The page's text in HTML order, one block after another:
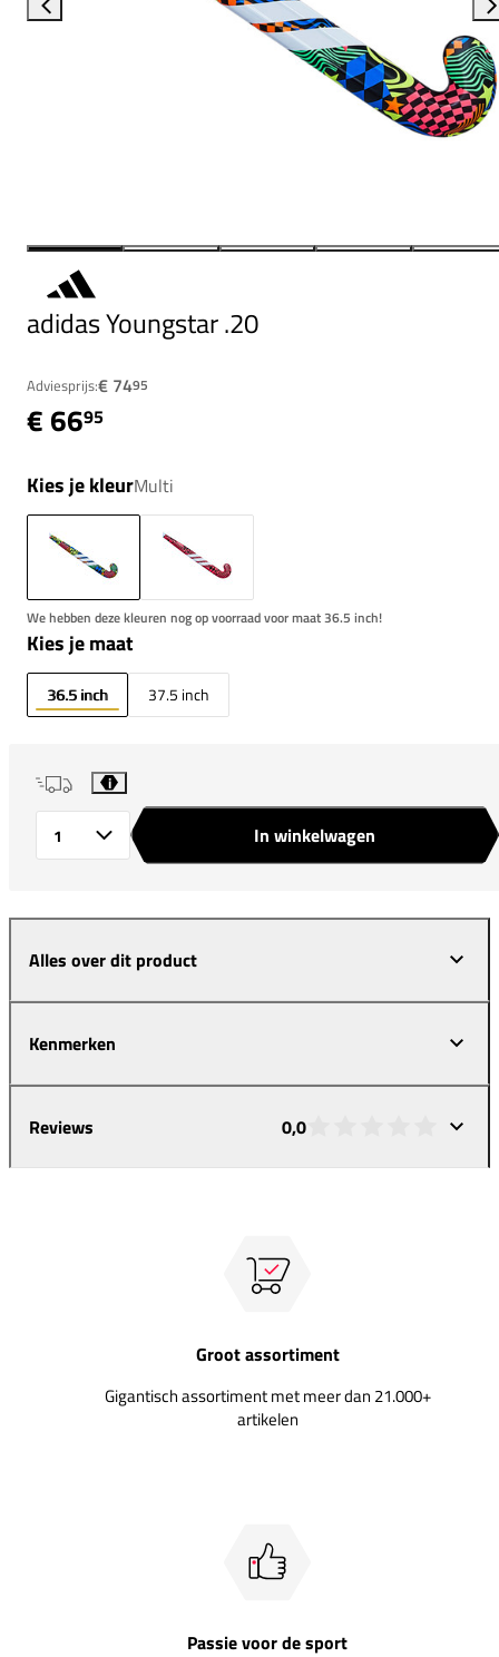
adidas Youngstar .20
Adviesprijs:€ 7495
€ 6695
Kies je kleurMulti
We hebben deze kleuren nog op voorraad voor maat 36.5 inch!
Kies je maat
36.5 inch 37.5 inch
i
In winkelwagen
Alles over dit product
Kenmerken
Reviews 0,0
Groot assortiment
Gigantisch assortiment met meer dan 21.000+
artikelen
Passie voor de sport